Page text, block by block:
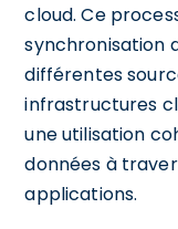
cloud. Ce
synchronisation
différentes
infrastructures
une utilisation
données à
applications.